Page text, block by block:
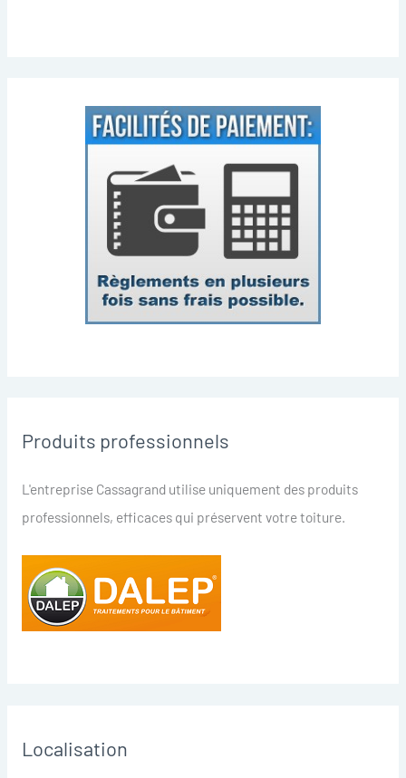
Produits professionnels
L'entreprise Cassagrand utilise uniquement des produits
professionnels, efficaces qui préservent votre toiture.
Localisation